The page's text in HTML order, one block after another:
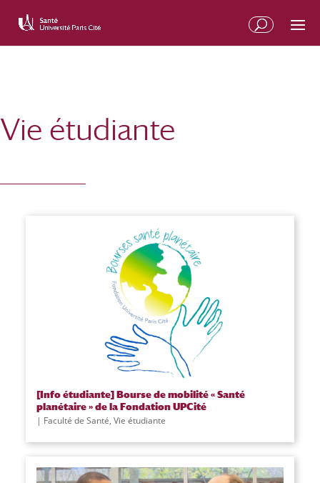
Vie étudiante
[Info étudiante] Bourse de mobilité « Santé
planétaire » de la Fondation UPCité
| Faculté de Santé, Vie étudiante